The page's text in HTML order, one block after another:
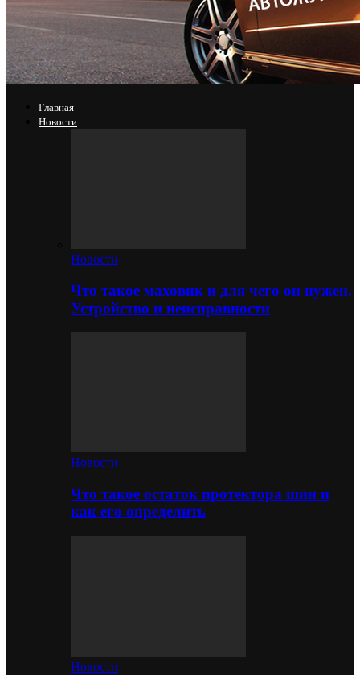
Главная
Новости
Новости
Что такое маховик и для чего он нужен.
Устройство и неисправности
Новости
Что такое остаток протектора шин и
как его определить
Новости